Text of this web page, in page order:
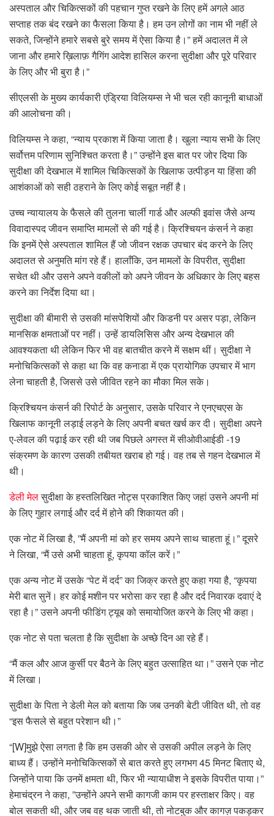
अस्पताल और चिकित्सकों की पहचान गुप्त रखने के लिए हमें अगले आठ
सप्ताह तक बंद रखने का फैसला किया है। हम उन लोगों का नाम भी नहीं ले
सकते, जिन्होंने हमारे सबसे बुरे समय में ऐसा किया है।” हमें अदालत में ले
जाना और हमारे ख़िलाफ़ गैगिंग आदेश हासिल करना सुदीक्षा और पूरे परिवार
के लिए और भी बुरा है।”
सीएलसी के मुख्य कार्यकारी एंड्रिया विलियम्स ने भी चल रही कानूनी बाधाओं
की आलोचना की।
विलियम्स ने कहा, “न्याय प्रकाश में किया जाता है। खुला न्याय सभी के लिए
सर्वोत्तम परिणाम सुनिश्चित करता है।” उन्होंने इस बात पर जोर दिया कि
सुदीक्षा की देखभाल में शामिल चिकित्सकों के खिलाफ उत्पीड़न या हिंसा की
आशंकाओं को सही ठहराने के लिए कोई सबूत नहीं है।
उच्च न्यायालय के फैसले की तुलना चार्ली गार्ड और अल्फी इवांस जैसे अन्य
विवादास्पद जीवन समाप्ति मामलों से की गई है। क्रिश्चियन कंसर्न ने कहा
कि इनमें ऐसे अस्पताल शामिल हैं जो जीवन रक्षक उपचार बंद करने के लिए
अदालत से अनुमति मांग रहे हैं। हालाँकि, उन मामलों के विपरीत, सुदीक्षा
सचेत थी और उसने अपने वकीलों को अपने जीवन के अधिकार के लिए बहस
करने का निर्देश दिया था।
सुदीक्षा की बीमारी से उसकी मांसपेशियों और किडनी पर असर पड़ा, लेकिन
मानसिक क्षमताओं पर नहीं। उन्हें डायलिसिस और अन्य देखभाल की
आवश्यकता थी लेकिन फिर भी वह बातचीत करने में सक्षम थीं। सुदीक्षा ने
मनोचिकित्सकों से कहा था कि वह कनाडा में एक प्रायोगिक उपचार में भाग
लेना चाहती है, जिससे उसे जीवित रहने का मौका मिल सके।
क्रिश्चियन कंसर्न की रिपोर्ट के अनुसार, उसके परिवार ने एनएचएस के
खिलाफ कानूनी लड़ाई लड़ने के लिए अपनी बचत खर्च कर दी। सुदीक्षा अपने
ए-लेवल की पढ़ाई कर रही थी जब पिछले अगस्त में सीओवीआईडी ​​​​-19
संक्रमण के कारण उसकी तबीयत खराब हो गई। वह तब से गहन देखभाल में
थी।
डेली मेलसुदीक्षा के हस्तलिखित नोट्स प्रकाशित किए जहां उसने अपनी मां
के लिए गुहार लगाई और दर्द में होने की शिकायत की।
एक नोट में लिखा है, ”मैं अपनी मां को हर समय अपने साथ चाहता हूं।” दूसरे
ने लिखा, “मैं उसे अभी चाहता हूं, कृपया कॉल करें।”
एक अन्य नोट में उसके “पेट में दर्द” का जिक्र करते हुए कहा गया है, “कृपया
मेरी बात सुनें। हर कोई मशीन पर भरोसा कर रहा है और दर्द निवारक दवाएं दे
रहा है।” उसने अपनी फीडिंग ट्यूब को समायोजित करने के लिए भी कहा।
एक नोट से पता चलता है कि सुदीक्षा के अच्छे दिन आ रहे हैं।
“मैं कल और आज कुर्सी पर बैठने के लिए बहुत उत्साहित था।” उसने एक नोट
में लिखा।
सुदीक्षा के पिता ने डेली मेल को बताया कि जब उनकी बेटी जीवित थी, तो वह
“इस फैसले से बहुत परेशान थी।”
“[W]मुझे ऐसा लगता है कि हम उसकी ओर से उसकी अपील लड़ने के लिए
बाध्य हैं। उन्होंने मनोचिकित्सकों से बात करते हुए लगभग 45 मिनट बिताए थे,
जिन्होंने पाया कि उनमें क्षमता थी, फिर भी न्यायाधीश ने इसके विपरीत पाया।”
हेमाचंद्रन ने कहा, ”उन्होंने अपने सभी कागजी काम पर हस्ताक्षर किए। वह
बोल सकती थी, और जब वह थक जाती थी, तो नोटबुक और कागज़ पकड़कर